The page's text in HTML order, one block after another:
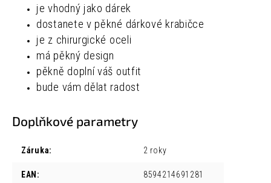
je vhodný jako dárek
dostanete v pěkné dárkové krabičce
je z chirurgické oceli
má pěkný design
pěkně doplní váš outfit
bude vám dělat radost
Doplňkové parametry
Záruka: 2 roky
EAN : 8594214691281